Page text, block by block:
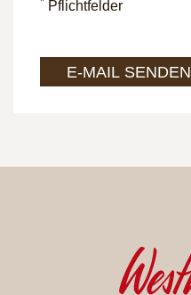
Pflichtfelder
E-MAIL SENDEN